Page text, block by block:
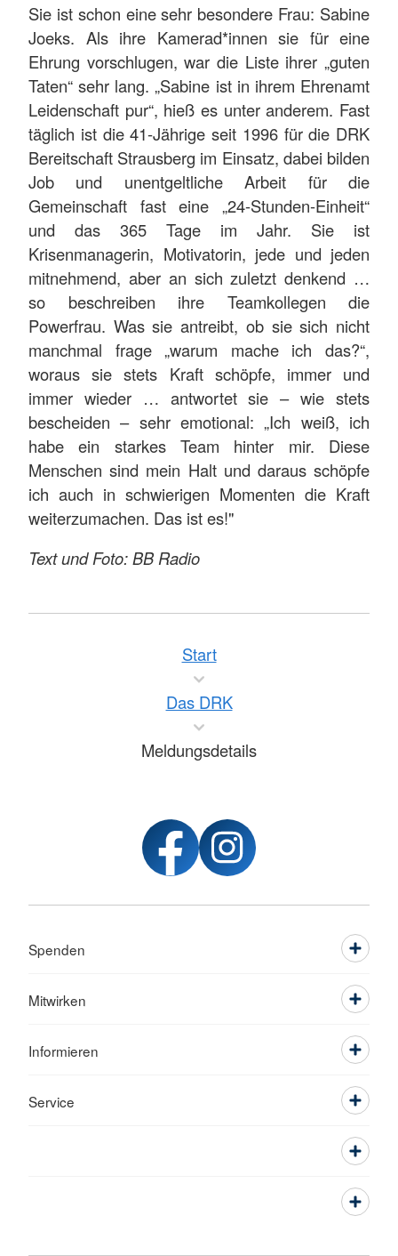
Sie ist schon eine sehr besondere Frau: Sabine
Joeks. Als ihre Kamerad*innen sie für eine
Ehrung vorschlugen, war die Liste ihrer „guten
Taten“ sehr lang. „Sabine ist in ihrem Ehrenamt
Leidenschaft pur“, hieß es unter anderem. Fast
täglich ist die 41-Jährige seit 1996 für die DRK
Bereitschaft Strausberg im Einsatz, dabei bilden
Job und unentgeltliche Arbeit für die
Gemeinschaft fast eine „24-Stunden-Einheit“
und das 365 Tage im Jahr. Sie ist
Krisenmanagerin, Motivatorin, jede und jeden
mitnehmend, aber an sich zuletzt denkend …
so beschreiben ihre Teamkollegen die
Powerfrau. Was sie antreibt, ob sie sich nicht
manchmal frage „warum mache ich das?“,
woraus sie stets Kraft schöpfe, immer und
immer wieder … antwortet sie – wie stets
bescheiden – sehr emotional: „Ich weiß, ich
habe ein starkes Team hinter mir. Diese
Menschen sind mein Halt und daraus schöpfe
ich auch in schwierigen Momenten die Kraft
weiterzumachen. Das ist es!"
Text und Foto: BB Radio
Start
Das DRK
Meldungsdetails
Spenden
Mitwirken
Informieren
Service